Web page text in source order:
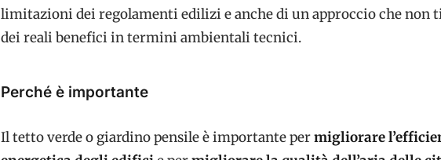
limitazioni dei regolamenti edilizi e anche di un approccio che non
dei reali benefici in termini ambientali tecnici.
Perché è importante
Il tetto verde o giardino pensile è importante permigliorare